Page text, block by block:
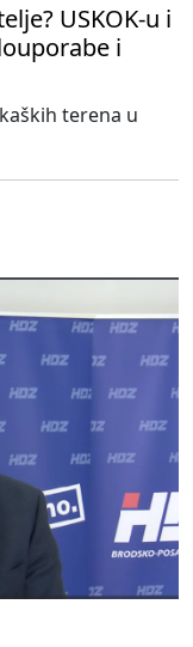
USKOK-u i
i
terena u